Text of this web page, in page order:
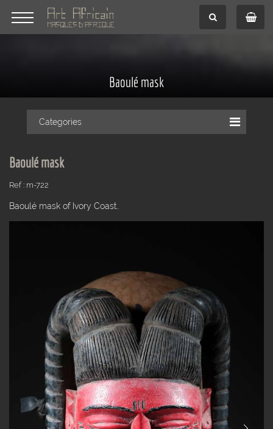
Baoulé mask
Categories
Baoulé mask
Ref : m-722
Baoulé mask of Ivory Coast..